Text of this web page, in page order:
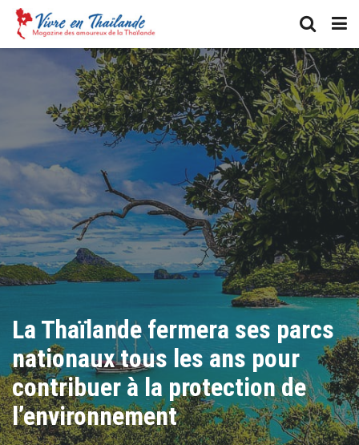
La Thaïlande fermera ses parcs
nationaux tous les ans pour
contribuer à la protection de
l’environnement